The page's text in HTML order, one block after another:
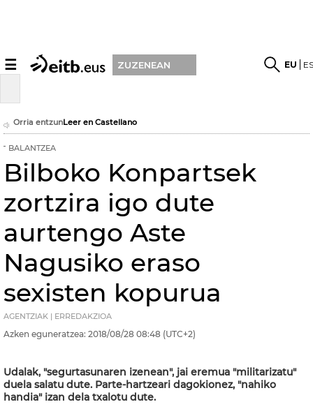
☰ ZUZENEAN EU
Orria entzunLeer en Castellano
BALANTZEA
Bilboko Konpartsek
zortzira igo dute
aurtengo Aste
Nagusiko eraso
sexisten kopurua
AGENTZIAK | ERREDAKZIOA
Azken eguneratzea: 2018/08/28 08:48 (UTC+2)
Udalak, "segurtasunaren izenean", jai eremua "militarizatu"
duela salatu dute. Parte-hartzeari dagokionez, "nahiko
handia" izan dela txalotu dute.